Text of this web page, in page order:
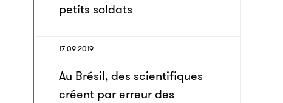
petits soldats
17 09 2019
Au Brésil, des scientifiques
créent par erreur des